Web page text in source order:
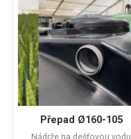
Přepad Ø160-105
Nádrže na dešťovou vodu